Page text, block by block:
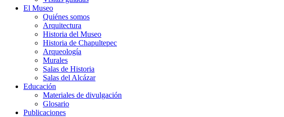
El Museo
Quiénes somos
Arquitectura
Historia del Museo
Historia de Chapultepec
Arqueología
Murales
Salas de Historia
Salas del Alcázar
Educación
Materiales de divulgación
Glosario
Publicaciones